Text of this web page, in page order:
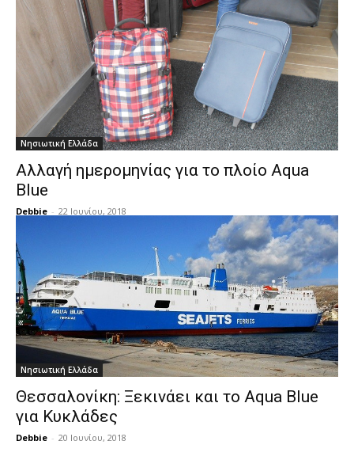
Νησιωτική Ελλάδα
Αλλαγή ημερομηνίας για το πλοίο Aqua
Blue
Debbie - 22 Ιουνίου, 2018
Νησιωτική Ελλάδα
Θεσσαλονίκη: Ξεκινάει και το Aqua Blue
για Κυκλάδες
Debbie - 20 Ιουνίου, 2018